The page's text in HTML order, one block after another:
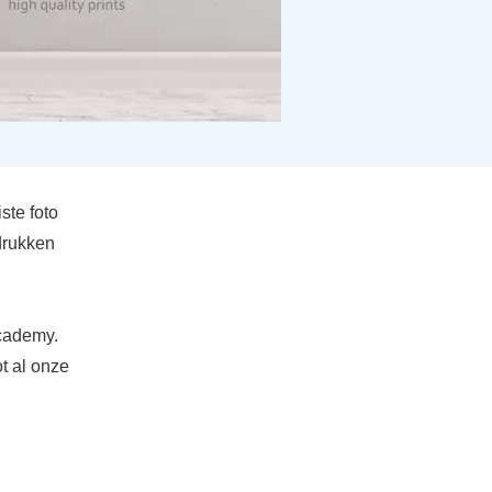
foto
al onze